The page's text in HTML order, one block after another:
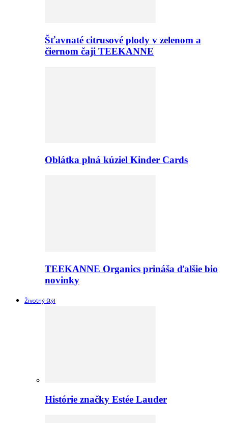
Šťavnaté citrusové plody v zelenom a
čiernom čaji TEEKANNE
Oblátka plná kúziel Kinder Cards
TEEKANNE Organics prináša ďalšie bio
novinky
Životný štýl
Histórie značky Estée Lauder